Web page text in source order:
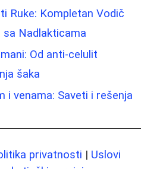
Ruke: Kompletan Vodič
sa Nadlakticama
Od anti-celulit
šaka
i venama: Saveti i rešenja
privatnosti | Uslovi